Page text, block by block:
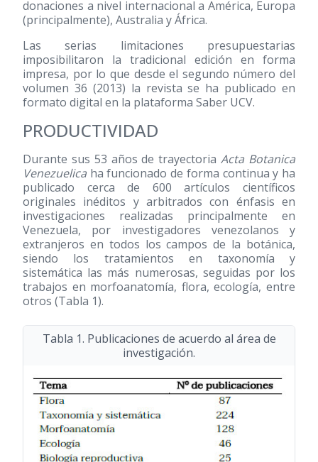
donaciones a nivel internacional a América, Europa
(principalmente), Australia y África.
Las serias limitaciones presupuestarias
imposibilitaron la tradicional edición en forma
impresa, por lo que desde el segundo número del
volumen 36 (2013) la revista se ha publicado en
formato digital en la plataforma Saber UCV.
PRODUCTIVIDAD
Durante sus 53 años de trayectoriaActa Botanica
Venezuelica ha funcionado de forma continua y ha
publicado cerca de 600 artículos científicos
originales inéditos y arbitrados con énfasis en
investigaciones realizadas principalmente en
Venezuela, por investigadores venezolanos y
extranjeros en todos los campos de la botánica,
siendo los tratamientos en taxonomía y
sistemática las más numerosas, seguidas por los
trabajos en morfoanatomía, flora, ecología, entre
otros (Tabla 1).
Tabla 1. Publicaciones de acuerdo al área de
investigación.